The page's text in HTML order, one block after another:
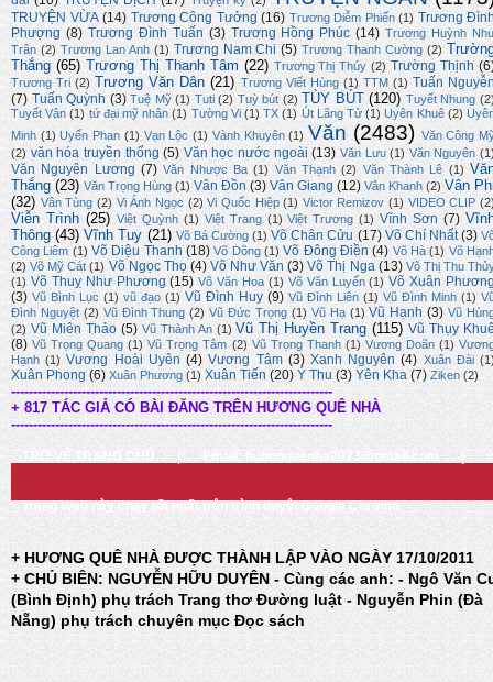
TRUYỆN VỪA (14) Trương Công Tưởng (16) Trương Diễm Phiến (1) Trương
Phượng (8) Trương Đình Tuấn (3) Trương Hồng Phúc (14) Trương Huỳnh
Trân (2) Trương Lan Anh (1) Trương Nam Chi (5) Trương Thanh Cường (2)
Thắng (65) Trương Thị Thanh Tâm (22) Trương Thị Thúy (2) Trường Thịnh
Trương Tri (2) Trương Văn Dân (21) Trương Viết Hùng (1) TTM (1) Tuấn
(7) Tuấn Quỳnh (3) Tuệ Mỹ (1) Tuti (2) Tuỳ bút (2) TÙY BÚT (120) Tuyết Nhung
Tuyết Vân (1) tứ đại mỹ nhân (1) Tường Vi (1) TX (1) Út Lãng Tử (1) Uyên Khuê (2)
Minh (1) Uyển Phan (1) Vạn Lộc (1) Vành Khuyên (1) Văn (2483) Văn Công
(2) văn hóa truyền thống (5) Văn học nước ngoài (13) Văn Lưu (1) Văn Nguyên
Văn Nguyên Lương (7) Văn Nhược Ba (1) Văn Thạnh (2) Văn Thành Lê (1)
Thắng (23) Văn Trọng Hùng (1) Vân Đồn (3) Vân Giang (12) Vân Khanh (2) Vân
(32) Vân Tùng (2) Vi Ánh Ngọc (2) Vi Quốc Hiệp (1) Victor Remizov (1) VIDEO CLIP
Viễn Trình (25) Việt Quỳnh (1) Việt Trang (1) Việt Trương (1) Vĩnh Sơn (7)
Thông (43) Vĩnh Tuy (21) Võ Bá Cường (1) Võ Chân Cửu (17) Võ Chí Nhất (3)
Công Liêm (1) Võ Diệu Thanh (18) Võ Dõng (1) Võ Đông Điền (4) Võ Hà (1) Võ
(2) Võ Mỹ Cát (1) Võ Ngọc Thọ (4) Võ Như Văn (3) Võ Thị Nga (13) Võ Thị Thu
(1) Võ Thuỵ Như Phương (15) Võ Văn Hoa (1) Võ Văn Luyến (1) Võ Xuân
(3) Vũ Bình Lục (1) vũ đạo (1) Vũ Đình Huy (9) Vũ Đình Liên (1) Vũ Đình Minh (1)
Đình Nguyệt (2) Vũ Đình Thung (2) Vũ Đức Trọng (1) Vũ Hạ (1) Vũ Hạnh (3) Vũ
(2) Vũ Miên Thảo (5) Vũ Thành An (1) Vũ Thị Huyền Trang (115) Vũ Thụy
(8) Vũ Trọng Quang (1) Vũ Trọng Tâm (2) Vũ Trọng Thanh (1) Vương Doãn (1)
Hạnh (1) Vương Hoài Uyên (4) Vương Tâm (3) Xanh Nguyên (4) Xuân Đài
Xuân Phong (6) Xuân Phương (1) Xuân Tiến (20) Ý Thu (3) Yên Kha (7) Ziken (2)
-------------------------------------------------------------------------
+ 817 TÁC GIẢ CÓ BÀI ĐĂNG TRÊN HƯƠNG QUÊ NHÀ
-------------------------------------------------------------------------
TRỞ VỀ TRANG CHỦ Email: huongquenha2023@gmail.com
Trang Web này chạy tốt nhất trên trình duyệt Google Chrome
+ HƯƠNG QUÊ NHÀ ĐƯỢC THÀNH LẬP VÀO NGÀY 17/10/2011
+ CHỦ BIÊN: NGUYỄN HỮU DUYÊN - Cùng các anh: - Ngô Văn
(Bình Định) phụ trách Trang thơ Đường luật - Nguyễn Phin (Đà
Nẵng) phụ trách chuyên mục Đọc sách